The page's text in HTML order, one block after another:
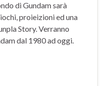
di Gundam sarà
proieizioni ed una
Story. Verranno
dal 1980 ad oggi.